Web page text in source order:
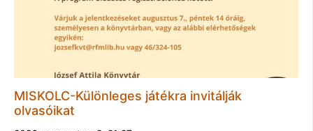
MISKOLC-Különleges játékra invitálják
olvasóikat